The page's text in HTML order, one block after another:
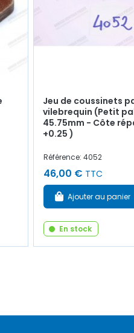
Jeu de coussinets
vilebrequin (Petit
45.75mm - Côte
+0.25 )
Référence: 4052
46,00 € TTC
Ajouter au panier
En stock